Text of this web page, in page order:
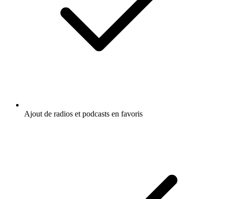
Ajout de radios et podcasts en favoris